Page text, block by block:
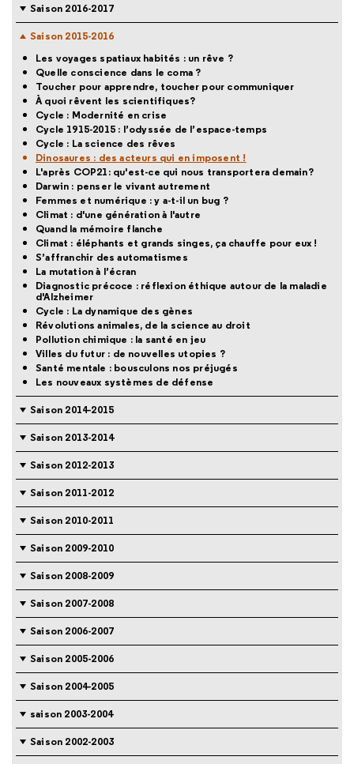
Saison 2016-2017
Saison 2015-2016
Les voyages spatiaux habités : un rêve ?
Quelle conscience dans le coma ?
Toucher pour apprendre, toucher pour communiquer
À quoi rêvent les scientifiques?
Cycle : Modernité en crise
Cycle 1915-2015 : l’odyssée de l’espace-temps
Cycle : La science des rêves
Dinosaures : des acteurs qui en imposent !
L'après COP21: qu'est-ce qui nous transportera demain?
Darwin : penser le vivant autrement
Femmes et numérique : y a-t-il un bug ?
Climat : d'une génération à l'autre
Quand la mémoire flanche
Climat : éléphants et grands singes, ça chauffe pour eux !
S’affranchir des automatismes
La mutation à l’écran
Diagnostic précoce : réflexion éthique autour de la maladie
d'Alzheimer
Cycle : La dynamique des gènes
Révolutions animales, de la science au droit
Pollution chimique : la santé en jeu
Villes du futur : de nouvelles utopies ?
Santé mentale : bousculons nos préjugés
Les nouveaux systèmes de défense
Saison 2014-2015
Saison 2013-2014
Saison 2012-2013
Saison 2011-2012
Saison 2010-2011
Saison 2009-2010
Saison 2008-2009
Saison 2007-2008
Saison 2006-2007
Saison 2005-2006
Saison 2004-2005
saison 2003-2004
Saison 2002-2003